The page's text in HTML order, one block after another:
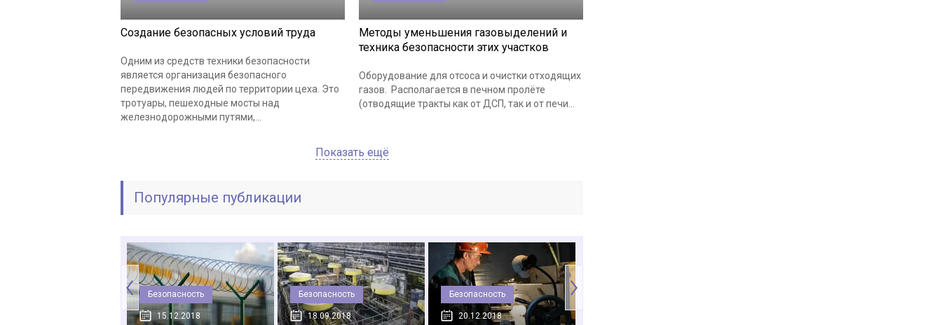
Создание безопасных условий труда
Одним из средств техники безопасности
является организация безопасного
передвижения людей по территории цеха. Это
тротуары, пешеходные мосты над
железнодорожными путями,...
Методы уменьшения газовыделений и
техника безопасности этих участков
Оборудование для отсоса и очистки отходящих
газов. Располагается в печном пролёте
(отводящие тракты как от ДСП, так и от печи...
Показать ещё
Популярные публикации
Безопасность
15.12.2018
Безопасность
18.09.2018
Безопасность
20.12.2018